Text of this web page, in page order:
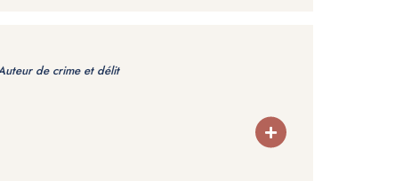
de crime et délit